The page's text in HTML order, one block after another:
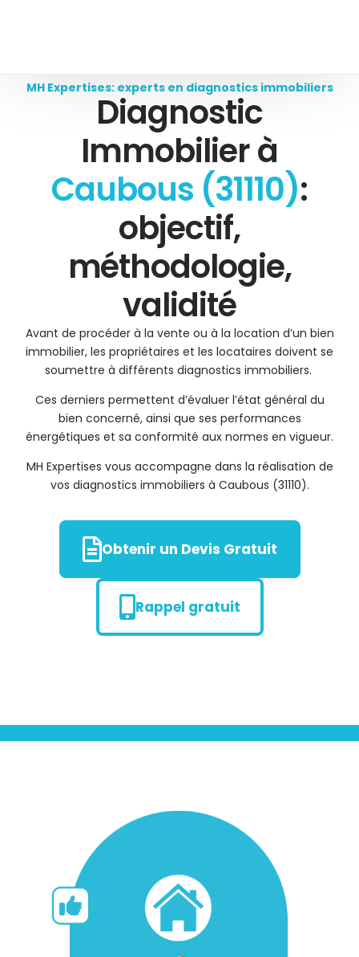
MH Expertises: experts en diagnostics immobiliers
Diagnostic
Immobilier à
Caubous (31110):
objectif,
méthodologie,
validité
Avant de procéder à la vente ou à la location d’un bien
immobilier, les propriétaires et les locataires doivent se
soumettre à différents diagnostics immobiliers.
Ces derniers permettent d’évaluer l’état général du
bien concerné, ainsi que ses performances
énergétiques et sa conformité aux normes en vigueur.
MH Expertises vous accompagne dans la réalisation de
vos diagnostics immobiliers à Caubous (31110).
Obtenir un Devis Gratuit
Rappel gratuit